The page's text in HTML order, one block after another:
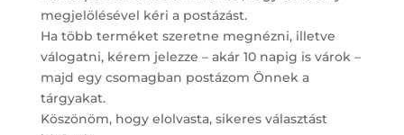
megjelölésével kéri a postázást.
Ha több terméket szeretne megnézni, illetve
válogatni, kérem jelezze – akár 10 napig is várok –
majd egy csomagban postázom Önnek a
tárgyakat.
Köszönöm, hogy elolvasta, sikeres választást